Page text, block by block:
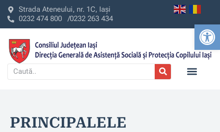
Strada Ateneului, nr. 1C, Iași
0232 474 800 /0232 263 434
PRINCIPALELE